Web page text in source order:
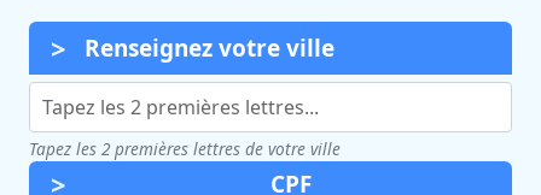
Renseignez votre ville
Tapez les 2 premières lettres de votre ville
CPF